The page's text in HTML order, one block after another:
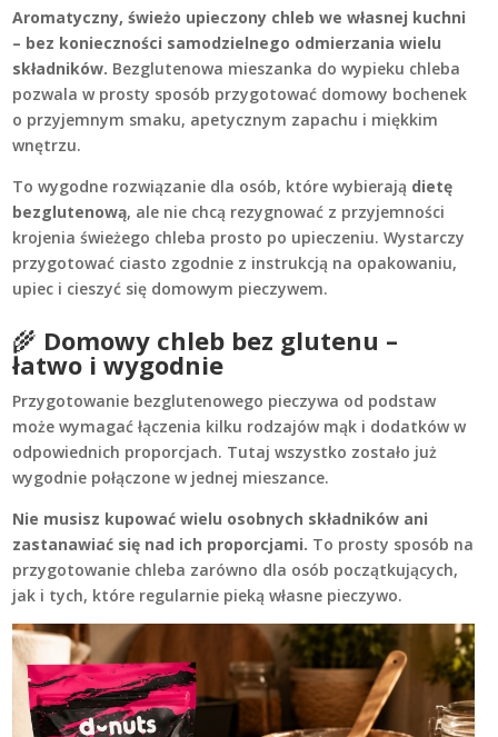
Aromatyczny, świeżo upieczony chleb we własnej kuchni
– bez konieczności samodzielnego odmierzania wielu
składników. Bezglutenowa mieszanka do wypieku chleba
pozwala w prosty sposób przygotować domowy bochenek
o przyjemnym smaku, apetycznym zapachu i miękkim
wnętrzu.
To wygodne rozwiązanie dla osób, które wybierają dietę
bezglutenową, ale nie chcą rezygnować z przyjemności
krojenia świeżego chleba prosto po upieczeniu. Wystarczy
przygotować ciasto zgodnie z instrukcją na opakowaniu,
upiec i cieszyć się domowym pieczywem.
🌾 Domowy chleb bez glutenu –
łatwo i wygodnie
Przygotowanie bezglutenowego pieczywa od podstaw
może wymagać łączenia kilku rodzajów mąk i dodatków w
odpowiednich proporcjach. Tutaj wszystko zostało już
wygodnie połączone w jednej mieszance.
Nie musisz kupować wielu osobnych składników ani
zastanawiać się nad ich proporcjami. To prosty sposób na
przygotowanie chleba zarówno dla osób początkujących,
jak i tych, które regularnie pieką własne pieczywo.